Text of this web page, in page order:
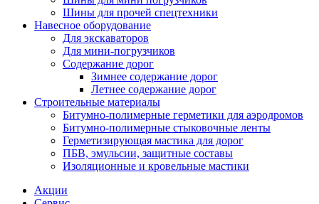
Шины для прочей спецтехники
Навесное оборудование
Для экскаваторов
Для мини-погрузчиков
Содержание дорог
Зимнее содержание дорог
Летнее содержание дорог
Строительные материалы
Битумно-полимерные герметики для аэродромов
Битумно-полимерные стыковочные ленты
Герметизирующая мастика для дорог
ПБВ, эмульсии, защитные составы
Изоляционные и кровельные мастики
Акции